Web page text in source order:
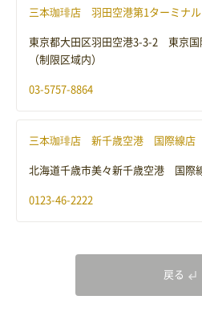
三本珈琲店 羽田空港第1ターミナ
東京都大田区羽田空港3-3-2 東京国
（制限区域内）
03-5757-8864
三本珈琲店 新千歳空港 国際線店
北海道千歳市美々新千歳空港 国際
0123-46-2222
戻る